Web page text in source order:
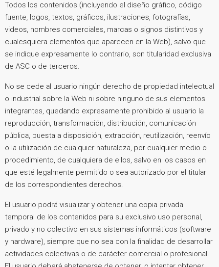
Todos los contenidos (incluyendo el diseño gráfico, código
fuente, logos, textos, gráficos, ilustraciones, fotografías,
videos, nombres comerciales, marcas o signos distintivos y
cualesquiera elementos que aparecen en la Web), salvo que
se indique expresamente lo contrario, son titularidad exclusiva
de ASC o de terceros.
No se cede al usuario ningún derecho de propiedad intelectual
o industrial sobre la Web ni sobre ninguno de sus elementos
integrantes, quedando expresamente prohibido al usuario la
reproducción, transformación, distribución, comunicación
pública, puesta a disposición, extracción, reutilización, reenvío
o la utilización de cualquier naturaleza, por cualquier medio o
procedimiento, de cualquiera de ellos, salvo en los casos en
que esté legalmente permitido o sea autorizado por el titular
de los correspondientes derechos.
El usuario podrá visualizar y obtener una copia privada
temporal de los contenidos para su exclusivo uso personal,
privado y no colectivo en sus sistemas informáticos (software
y hardware), siempre que no sea con la finalidad de desarrollar
actividades colectivas o de carácter comercial o profesional.